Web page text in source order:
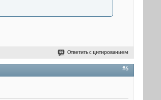
Ответить с цитированием
#6